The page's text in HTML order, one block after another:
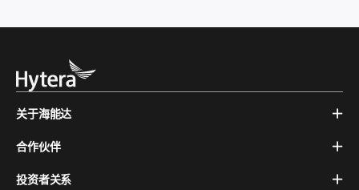
关于海能达
合作伙伴
投资者关系